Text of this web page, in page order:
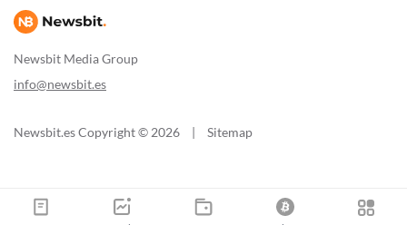
Newsbit Media Group
info@newsbit.es
Newsbit.es Copyright © 2026 | Sitemap